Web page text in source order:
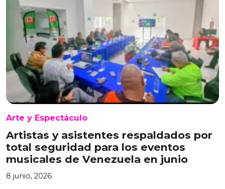
Arte y Espectáculo
Artistas y asistentes respaldados por
total seguridad para los eventos
musicales de Venezuela en junio
8 junio, 2026